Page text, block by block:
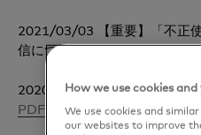
2021/03/03 【重要】「不正
信についてPDF
2020/08/23 【重要】システ
PDF
How we use cookies
We use cookies and
our websites to improve